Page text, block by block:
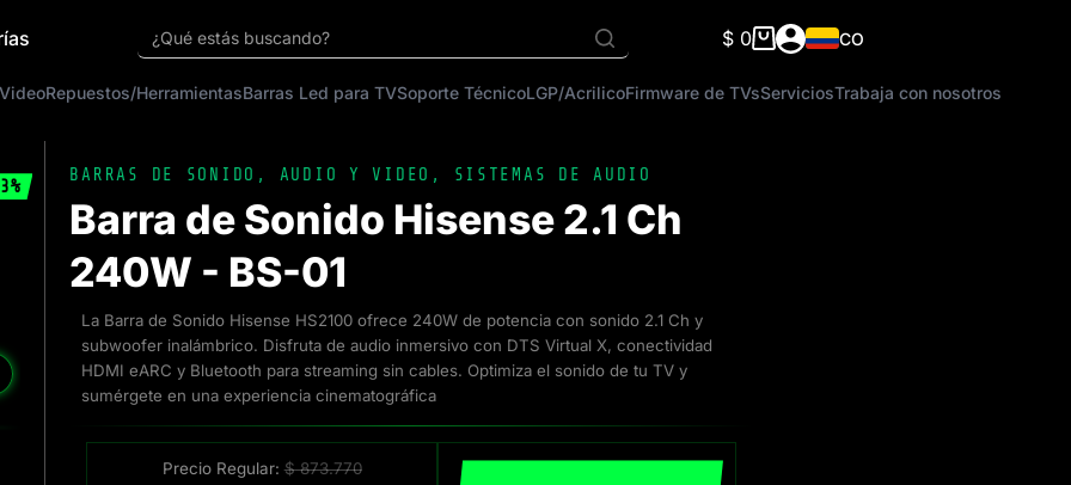
¿Qué estás buscando?
Carro
compra
$ 0 CO
Repuestos/HerramientasBarras Led para TVSoporte TécnicoLGP/AcrilicoFirmware de TVsServiciosTrabaja con nosotros
BARRAS DE SONIDO , AUDIO Y VIDEO , SISTEMAS DE AUDIO
Barra de Sonido Hisense 2.1 Ch
240W - BS-01
La Barra de Sonido Hisense HS2100 ofrece 240W de potencia con sonido 2.1 Ch y
subwoofer inalámbrico. Disfruta de audio inmersivo con DTS Virtual X, conectividad
HDMI eARC y Bluetooth para streaming sin cables. Optimiza el sonido de tu TV y
sumérgete en una experiencia cinematográfica
Precio Regular:$873.770